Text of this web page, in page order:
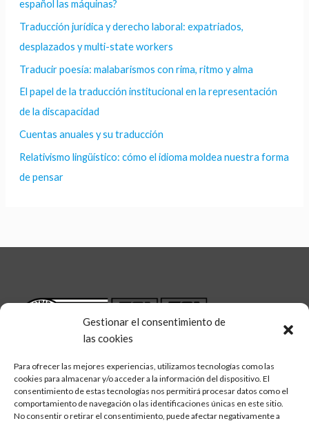
Gestionar el consentimiento de
las cookies
Para ofrecer las mejores experiencias, utilizamos tecnologías como las
cookies para almacenar y/o acceder a la información del dispositivo. El
consentimiento de estas tecnologías nos permitirá procesar datos como el
comportamiento de navegación o las identificaciones únicas en este sitio.
No consentir o retirar el consentimiento, puede afectar negativamente a
español las máquinas?
Traducción jurídica y derecho laboral: expatriados,
desplazados y multi-state workers
Traducir poesía: malabarismos con rima, ritmo y alma
El papel de la traducción institucional en la representación
de la discapacidad
Cuentas anuales y su traducción
Relativismo lingüístico: cómo el idioma moldea nuestra forma
de pensar
linkedintwitterfacebook